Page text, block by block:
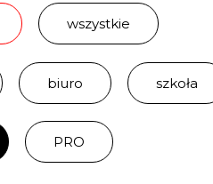
wszystkie
biuro szkoła
PRO